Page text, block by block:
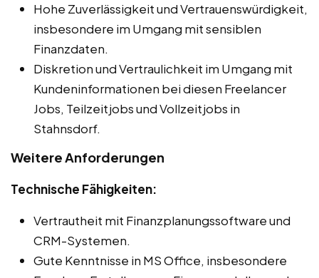
Hohe Zuverlässigkeit und Vertrauenswürdigkeit,
insbesondere im Umgang mit sensiblen
Finanzdaten.
Diskretion und Vertraulichkeit im Umgang mit
Kundeninformationen bei diesen Freelancer
Jobs, Teilzeitjobs und Vollzeitjobs in
Stahnsdorf.
Weitere Anforderungen
Technische Fähigkeiten:
Vertrautheit mit Finanzplanungssoftware und
CRM-Systemen.
Gute Kenntnisse in MS Office, insbesondere